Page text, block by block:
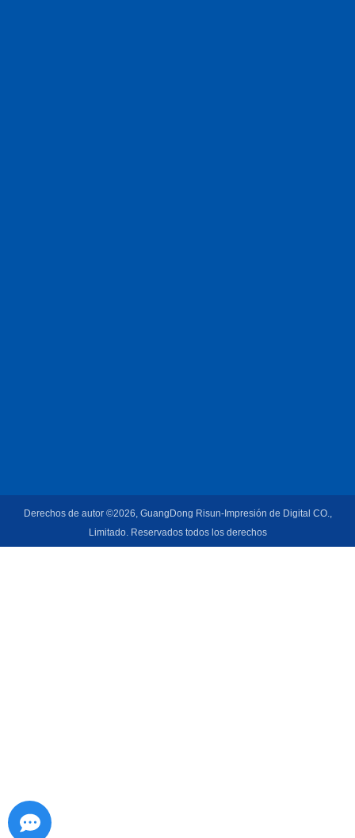
Derechos de autor ©2026, GuangDong Risun-Impresión de Digital CO.,
Limitado. Reservados todos los derechos